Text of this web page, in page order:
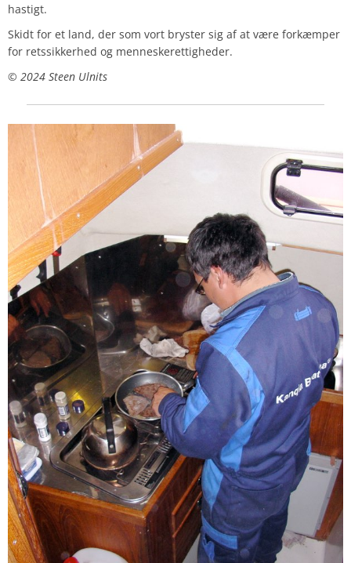
hastigt.
Skidt for et land, der som vort bryster sig af at være forkæmper
for retssikkerhed og menneskerettigheder.
©️ 2024 Steen Ulnits